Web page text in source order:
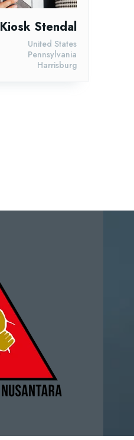
Kiosk Stendal
Harrisburg
Pennsylvania
United States